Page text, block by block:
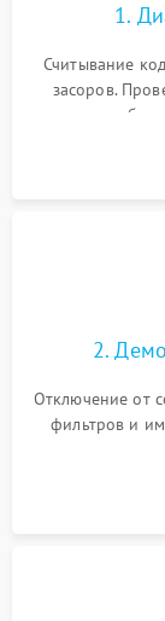
1.
Считывание
засоров.
жалоб
2.
Отключение от
фильтров и